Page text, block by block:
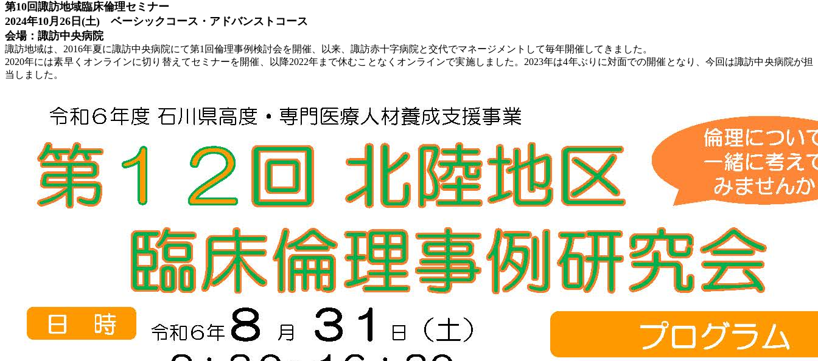
第10回諏訪地域臨床倫理セミナー
2024年10月26日(土) ベーシックコース・アドバンストコース
会場：諏訪中央病院
諏訪地域は、2016年夏に諏訪中央病院にて第1回倫理事例検討会を開催、以来、諏訪赤十字病院と交代でマネージメントして毎年開催してきました。
2020年には素早くオンラインに切り替えてセミナーを開催、以降2022年まで休むことなくオンラインで実施しました。2023年は4年ぶりに対面での開催となり、今回は諏訪中央病院が担
当しました。